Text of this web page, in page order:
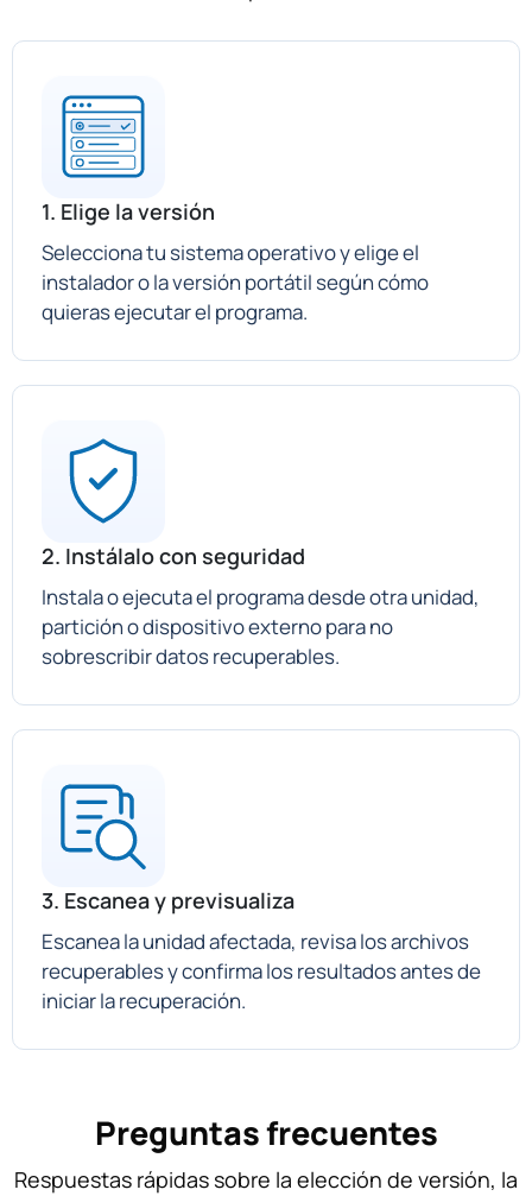
1. Elige la versión
Selecciona tu sistema operativo y elige el
instalador o la versión portátil según cómo
quieras ejecutar el programa.
2. Instálalo con seguridad
Instala o ejecuta el programa desde otra unidad,
partición o dispositivo externo para no
sobrescribir datos recuperables.
3. Escanea y previsualiza
Escanea la unidad afectada, revisa los archivos
recuperables y confirma los resultados antes de
iniciar la recuperación.
Preguntas frecuentes
Respuestas rápidas sobre la elección de versión, la